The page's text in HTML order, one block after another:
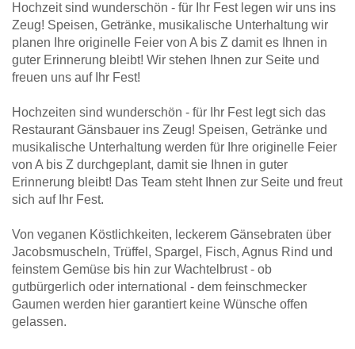
Hochzeit sind wunderschön - für Ihr Fest legen wir uns ins
Zeug! Speisen, Getränke, musikalische Unterhaltung wir
planen Ihre originelle Feier von A bis Z damit es Ihnen in
guter Erinnerung bleibt! Wir stehen Ihnen zur Seite und
freuen uns auf Ihr Fest!
Hochzeiten sind wunderschön - für Ihr Fest legt sich das
Restaurant Gänsbauer ins Zeug! Speisen, Getränke und
musikalische Unterhaltung werden für Ihre originelle Feier
von A bis Z durchgeplant, damit sie Ihnen in guter
Erinnerung bleibt! Das Team steht Ihnen zur Seite und freut
sich auf Ihr Fest.
Von veganen Köstlichkeiten, leckerem Gänsebraten über
Jacobsmuscheln, Trüffel, Spargel, Fisch, Agnus Rind und
feinstem Gemüse bis hin zur Wachtelbrust - ob
gutbürgerlich oder international - dem feinschmecker
Gaumen werden hier garantiert keine Wünsche offen
gelassen.